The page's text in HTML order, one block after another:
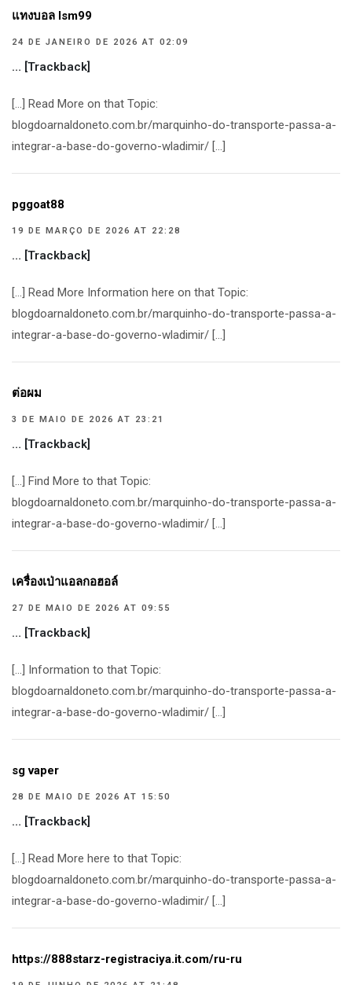
แทงบอล lsm99
24 DE JANEIRO DE 2026 AT 02:09
… [Trackback]
[…] Read More on that Topic:
blogdoarnaldoneto.com.br/marquinho-do-transporte-passa-a-
integrar-a-base-do-governo-wladimir/ […]
pggoat88
19 DE MARÇO DE 2026 AT 22:28
… [Trackback]
[…] Read More Information here on that Topic:
blogdoarnaldoneto.com.br/marquinho-do-transporte-passa-a-
integrar-a-base-do-governo-wladimir/ […]
ต่อผม
3 DE MAIO DE 2026 AT 23:21
… [Trackback]
[…] Find More to that Topic:
blogdoarnaldoneto.com.br/marquinho-do-transporte-passa-a-
integrar-a-base-do-governo-wladimir/ […]
เครื่องเป่าแอลกอฮอล์
27 DE MAIO DE 2026 AT 09:55
… [Trackback]
[…] Information to that Topic:
blogdoarnaldoneto.com.br/marquinho-do-transporte-passa-a-
integrar-a-base-do-governo-wladimir/ […]
sg vaper
28 DE MAIO DE 2026 AT 15:50
… [Trackback]
[…] Read More here to that Topic:
blogdoarnaldoneto.com.br/marquinho-do-transporte-passa-a-
integrar-a-base-do-governo-wladimir/ […]
https://888starz-registraciya.it.com/ru-ru